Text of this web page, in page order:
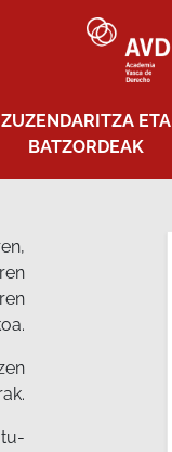
ZUZENDARITZA ETA
BATZORDEAK